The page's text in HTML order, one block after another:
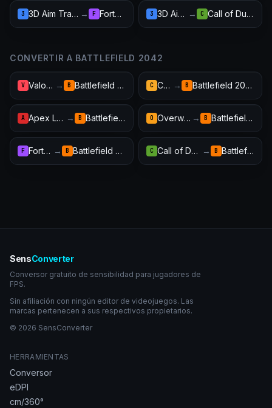
3 3D Aim Trainer → F Fortnite 3 3D Aim Trainer → C Call of Duty: Warzone
CONVERTIR A BATTLEFIELD 2042
V Valorant → B Battlefield 2042 C CS2 → B Battlefield 2042
A Apex Legends → B Battlefield 2042 O Overwatch 2 → B Battlefield 2042
F Fortnite → B Battlefield 2042 C Call of Duty: Warzone → B Battlefield 2042
SensConverter
Conversor gratuito de sensibilidad para jugadores de
FPS.
Sin afiliación con ningún editor de videojuegos. Las
marcas pertenecen a sus respectivos propietarios.
© 2026 SensConverter
HERRAMIENTAS
Conversor
eDPI
cm/360°